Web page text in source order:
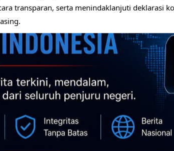
transparan, serta menindaklanjuti deklarasi